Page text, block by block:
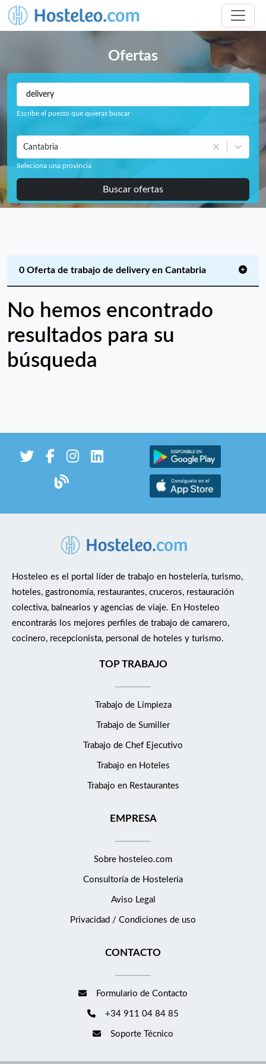
Ofertas
Escribe el puesto que quieras buscar
Cantabria
Seleciona una provincia
Buscar ofertas
0 Oferta de trabajo de delivery en Cantabria
No hemos encontrado
resultados para su
búsqueda
Hosteleo es el portal líder de trabajo en hostelería, turismo,
hoteles, gastronomía, restaurantes, cruceros, restauración
colectiva, balnearios y agencias de viaje. En Hosteleo
encontrarás los mejores perfiles de trabajo de camarero,
cocinero, recepcionista, personal de hoteles y turismo.
TOP TRABAJO
Trabajo de Limpieza
Trabajo de Sumiller
Trabajo de Chef Ejecutivo
Trabajo en Hoteles
Trabajo en Restaurantes
EMPRESA
Sobre hosteleo.com
Consultoría de Hostelería
Aviso Legal
Privacidad / Condiciones de uso
CONTACTO
Formulario de Contacto
+34 911 04 84 85
Soporte Técnico